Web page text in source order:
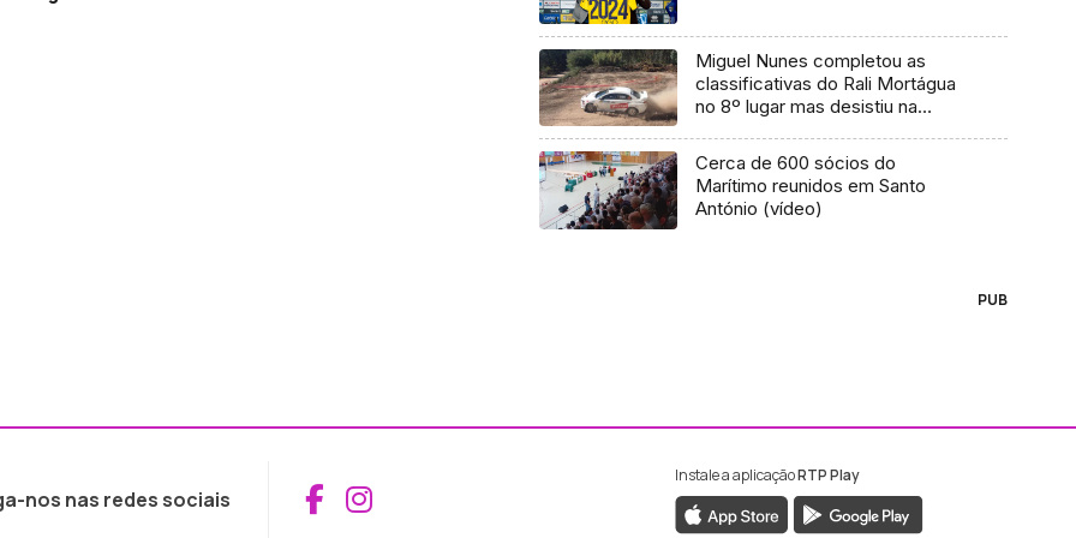
Miguel Nunes completou as
classificativas do Rali Mortágua
no 8º lugar mas desistiu na
Cerca de 600 sócios do
Marítimo reunidos em Santo
António (vídeo)
PUB
nos nas redes sociais Aceder ao Facebook da RTP Madeira
Aceder ao Instagram da RTP Madeira
Instale a aplicaçãoRTP Play